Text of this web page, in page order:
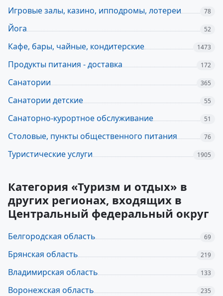
Игровые залы, казино, ипподромы, лотереи 78
Йога 52
Кафе, бары, чайные, кондитерские 1473
Продукты питания - доставка 172
Санатории 365
Санатории детские 55
Санаторно-курортное обслуживание 51
Столовые, пункты общественного питания 76
Туристические услуги 1905
Категория «Туризм и отдых» в
других регионах, входящих в
Центральный федеральный округ
Белгородская область 69
Брянская область 219
Владимирская область 133
Воронежская область 235